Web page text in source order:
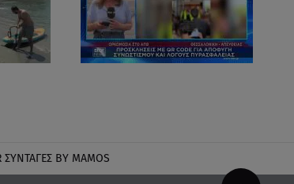
ΣΥΝΤΑΓΈΣ BY MAMOS